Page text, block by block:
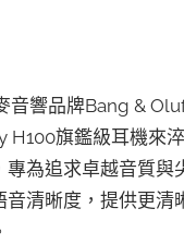
音響品牌Bang &
H100旗鑑級耳機來
為追求卓越音質
清晰度，提供更